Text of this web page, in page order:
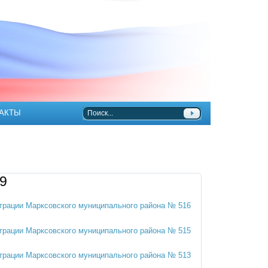
Марксовского муниципального района № 516
Марксовского муниципального района № 515
Марксовского муниципального района № 513